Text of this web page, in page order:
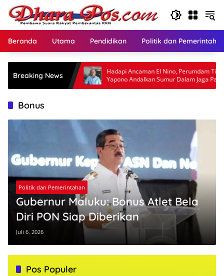
Langsung
konten
Beranda Utama Pendidikan Politik dan
Breaking News
Maluku
Hadapi Ancaman El Nino, Perumdam Tirta
Yapono Andalkan Sumur Dalam Jaga Pasokan
Air Ambon
Bonus
Politik dan Pemerintahan
Gubernur Maluku: Bonus Atlet Bela
Diri PON Siap Diberikan
Juli 6, 2026
Pos Populer